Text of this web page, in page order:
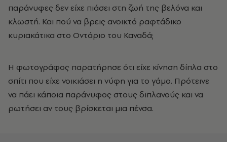
παράνυφες δεν είχε πιάσει στη ζωή της βελόνα και
κλωστή. Και πού να βρεις ανοικτό ραφτάδικο
κυριακάτικα στο Οντάριο του Καναδά;
Η φωτογράφος παρατήρησε ότι είχε κίνηση δίπλα στο
σπίτι που είχε νοικιάσει η νύφη για το γάμο. Πρότεινε
να πάει κάποια παράνυφος στους διπλανούς και να
ρωτήσει αν τους βρίσκεται μια πένσα.